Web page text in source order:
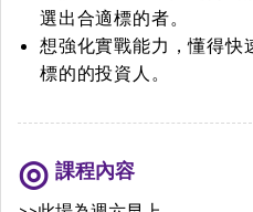
選出合適標的者。
想強化實戰能力，懂得快
標的的投資人。
課程內容